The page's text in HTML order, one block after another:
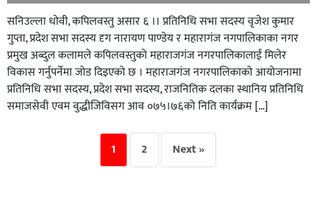
सनिउल्ला धोवी, कपिलवस्तु असार ६ ।। प्रतिनिधि सभा सदस्य वृजेश कुमार
गुप्ता, प्रदेश सभा सदस्य दृग नारायण पाण्डेय र महारागंज नगपालिकाका नगर
प्रमुख अब्दुल कलामले कपिलवस्तुको महाराजगंज नगरपालिकालाई मिलेर
विकास गर्नुपर्नेमा जोड दिइएको छ । महाराजगंज नगरपालिकाको आयोजनामा
प्रतिनिधि सभा सदस्य, प्रदेश सभा सदस्य, राजनितिक दलका स्थानिय प्रतिनिधि
समाजसेवी एवम वुद्धीजिविसग आव ०७५।७६को निति कार्यक्रम […]
1 2 Next »